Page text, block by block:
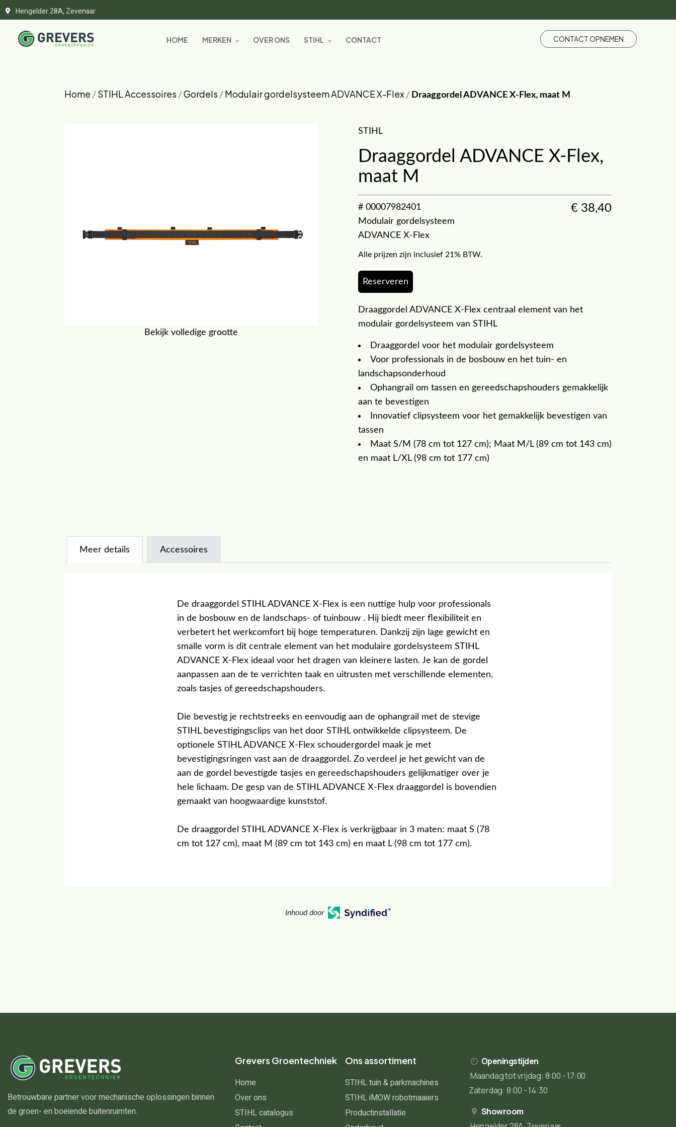
Hengelder 28A, Zevenaar
HOME MERKEN OVER ONS STIHL CONTACT CONTACT OPNEMEN
Home /STIHL Accessoires /Gordels /Modulair gordelsysteem ADVANCE X-Flex/ Draaggordel ADVANCE X-Flex, maat M
Bekijk volledige grootte
STIHL
Draaggordel ADVANCE X-Flex,
maat M
# 00007982401
Modulair gordelsysteem
ADVANCE X-Flex
€ 38,40
Alle prijzen zijn inclusief 21% BTW.
Reserveren
Draaggordel ADVANCE X-Flex centraal element van het
modulair gordelsysteem van STIHL
Draaggordel voor het modulair gordelsysteem
Voor professionals in de bosbouw en het tuin- en
landschapsonderhoud
Ophangrail om tassen en gereedschapshouders gemakkelijk
aan te bevestigen
Innovatief clipsysteem voor het gemakkelijk bevestigen van
tassen
Maat S/M (78 cm tot 127 cm); Maat M/L (89 cm tot 143 cm)
en maat L/XL (98 cm tot 177 cm)
Meer details Accessoires
De draaggordel STIHL ADVANCE X-Flex is een nuttige hulp voor professionals
in de bosbouw en de landschaps- of tuinbouw . Hij biedt meer flexibiliteit en
verbetert het werkcomfort bij hoge temperaturen. Dankzij zijn lage gewicht en
smalle vorm is dit centrale element van het modulaire gordelsysteem STIHL
ADVANCE X-Flex ideaal voor het dragen van kleinere lasten. Je kan de gordel
aanpassen aan de te verrichten taak en uitrusten met verschillende elementen,
zoals tasjes of gereedschapshouders.
Die bevestig je rechtstreeks en eenvoudig aan de ophangrail met de stevige
STIHL bevestigingsclips van het door STIHL ontwikkelde clipsysteem. De
optionele STIHL ADVANCE X-Flex schoudergordel maak je met
bevestigingsringen vast aan de draaggordel. Zo verdeel je het gewicht van de
aan de gordel bevestigde tasjes en gereedschapshouders gelijkmatiger over je
hele lichaam. De gesp van de STIHL ADVANCE X-Flex draaggordel is bovendien
gemaakt van hoogwaardige kunststof.
De draaggordel STIHL ADVANCE X-Flex is verkrijgbaar in 3 maten: maat S (78
cm tot 127 cm), maat M (89 cm tot 143 cm) en maat L (98 cm tot 177 cm).
Inhoud door
Betrouwbare partner voor mechanische oplossingen binnen
de groen- en boeiende buitenruimten.
Grevers Groentechniek
Home
Over ons
STIHL catalogus
Ons assortiment
STIHL tuin & parkmachines
STIHL iMOW robotmaaiers
Productinstallatie
Openingstijden
Maandag tot vrijdag: 8:00 - 17:00
Zaterdag: 8:00 - 14:30
Showroom